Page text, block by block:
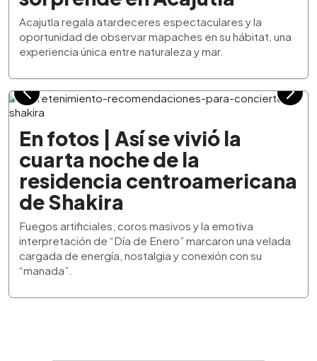
Acajutla regala atardeceres espectaculares y la
oportunidad de observar mapaches en su hábitat, una
experiencia única entre naturaleza y mar.
En fotos | Así se vivió la
cuarta noche de la
residencia centroamericana
de Shakira
Fuegos artificiales, coros masivos y la emotiva
interpretación de “Día de Enero” marcaron una velada
cargada de energía, nostalgia y conexión con su
“manada”.